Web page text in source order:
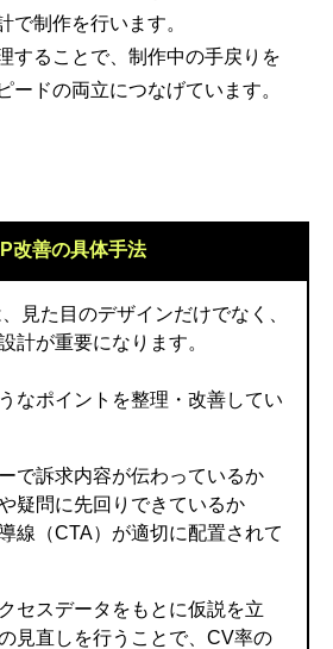
で制作を行います。
することで、制作中の手戻りを
ードの両立につなげています。
改善の具体手法
見た目のデザインだけでなく、
計が重要になります。
なポイントを整理・改善してい
で訴求内容が伝わっているか
疑問に先回りできているか
線（CTA）が適切に配置されて
セスデータをもとに仮説を立
見直しを行うことで、CV率の